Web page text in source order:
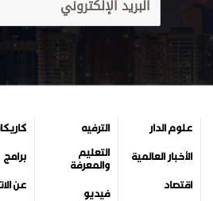
علوم الدار
الأخبار العالمية
اقتصاد
الترفيه
التعليم
والمعرفة
فيديو
برامج
عن